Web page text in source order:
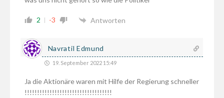
2 -3 Antworten
Navratil Edmund
19. September 2022 15:49
Ja die Aktionäre waren mit Hilfe der Regierung schneller
!!!!!!!!!!!!!!!!!!!!!!!!!!!!!!!!!!!